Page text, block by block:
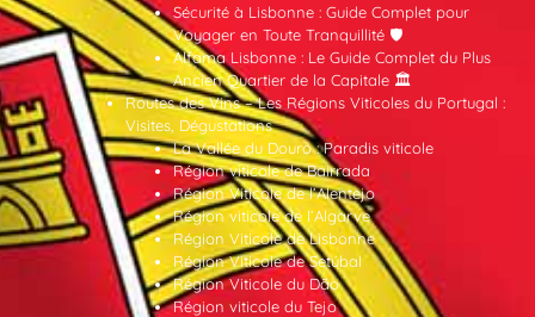
Sécurité à Lisbonne : Guide Complet pour
Voyager en Toute Tranquillité 🛡️
Alfama Lisbonne : Le Guide Complet du Plus
Ancien Quartier de la Capitale 🏛️
Routes des Vins – Les Régions Viticoles du Portugal :
Visites, Dégustations
La Vallée du Douro : Paradis viticole
Région viticole de Bairrada
Région Viticole de l’Alentejo
Région viticole de l’Algarve
Région Viticole de Lisbonne
Région Viticole de Setúbal
Région Viticole du Dão
Région viticole du Tejo